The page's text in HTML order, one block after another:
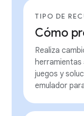
TIPO DE
Cómo
Realiza
herramientas
juegos y
emulador